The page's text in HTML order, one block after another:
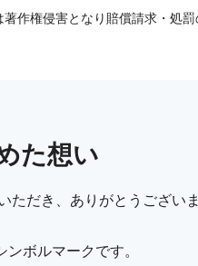
作権侵害となり賠償請求・処罰
た想い
ただき、ありがとうございま
ボルマークです。